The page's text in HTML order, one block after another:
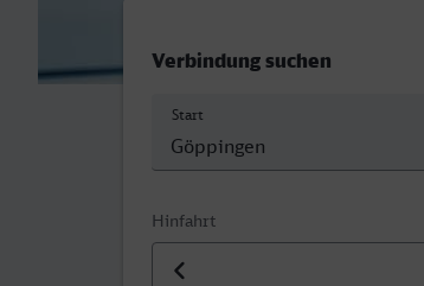
Verbindung suchen
Start
Hinfahrt
Datum der Hinfahrt